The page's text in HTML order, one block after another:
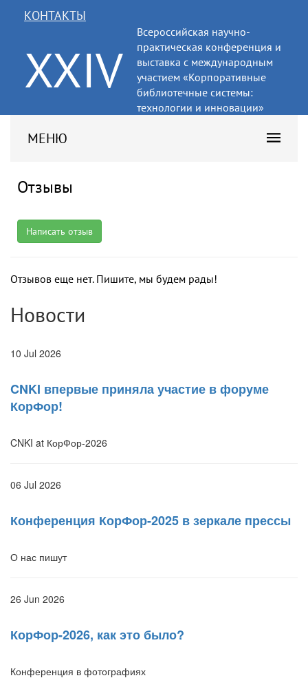
КОНТАКТЫ
XXIV
Всероссийская научно-
практическая конференция и
выставка с международным
участием «Корпоративные
библиотечные системы:
технологии и инновации»
МЕНЮ
Отзывы
Написать отзыв
Отзывов еще нет. Пишите, мы будем рады!
Новости
10 Jul 2026
CNKI впервые приняла участие в форуме
КорФор!
CNKI at КорФор-2026
06 Jul 2026
Конференция КорФор-2025 в зеркале прессы
О нас пишут
26 Jun 2026
КорФор-2026, как это было?
Конференция в фотографиях